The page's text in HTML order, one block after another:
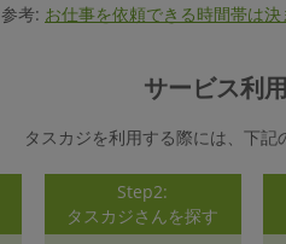
参考: お仕事を依頼できる時間帯は
サービス利
タスカジを利用する際には、下記
Step2:
タスカジさんを探す